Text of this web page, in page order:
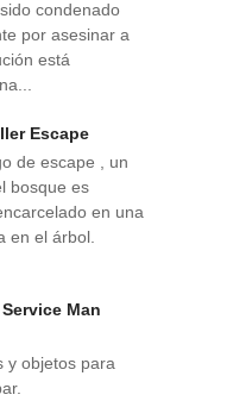
condenado
por asesinar a
está
Escape
de escape , un
bosque es
en una
en el árbol.
Man
y objetos para